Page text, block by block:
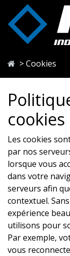
Se rendre au
> Cookies
cookies
Les cookies
par nos
lorsque vous
dans votre
serveurs afin
contextuel.
expérience
utilisons pour
Par exemple,
vous